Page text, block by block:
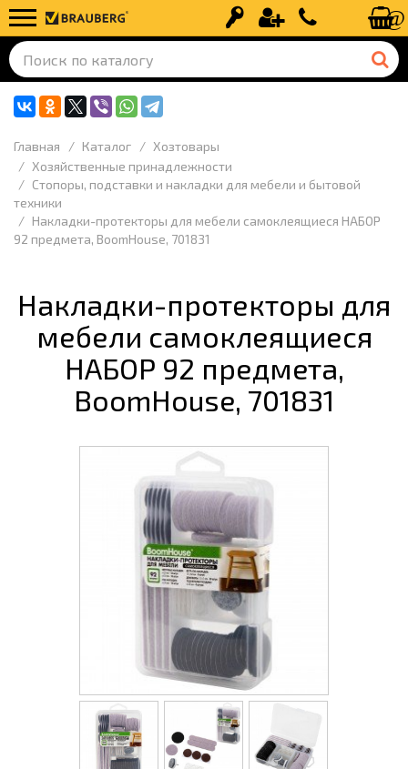
Вход Регистрация+7 (499) 110-
Главная Каталог
Хозтовары
Хозяйственные принадлежности
Стопоры, подставки и накладки для мебели и бытовой
техники
Накладки-протекторы для мебели самоклеящиеся НАБОР
92 предмета, BoomHouse, 701831
Накладки-протекторы для
мебели самоклеящиеся
НАБОР 92 предмета,
BoomHouse, 701831